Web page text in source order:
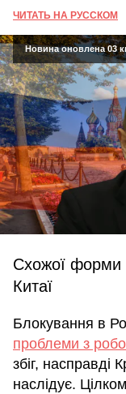
ЧИТАТЬ НА РУССКОМ
Новина оновлена 03
Схожої форми
Китаї
Блокування в
проблеми з
збіг, насправді
наслідує.